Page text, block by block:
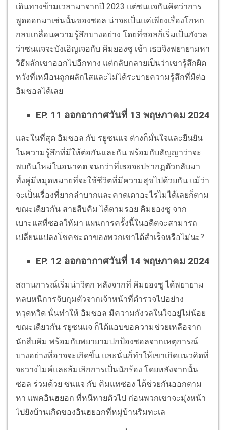
เดินทางข้ามเวลามาจากปี 2023 แต่ซนแจกันคิดว่าการ
พูดออกมาเช่นนั้นของซอล น่าจะเป็นแค่เพียงเรื่องโกหก
กลบเกลื่อนความรู้สึกบางอย่าง โดยที่ซอลก็เริ่มเป็นกังวล
ว่าซนแจจะบังเอิญเจอกับ คิมยองซู เข้า เธอจึงพยายามหา
วิธีผลักเขาออกไปอีกทาง แต่กลับกลายเป็นว่าเขารู้สึกผิด
หวังที่เหมือนถูกผลักไสและไม่ได้ระบายความรู้สึกที่มีต่อ
อิมซอลได้เลย
EP. 11 ออกอากาศวันที่ 13 พฤษภาคม 2024
และในที่สุด อิมซอล กับ รยูซนแจ ต่างก็มั่นใจและยืนยัน
ในความรู้สึกที่มีให้ต่อกันและกัน พร้อมกับสัญญาว่าจะ
พบกันใหม่ในอนาคต จนกว่าที่เธอจะปรากฏตัวกลับมา
ทั้งคู่มีหมุดหมายที่จะใช้ชีวิตที่มีความสุขไปด้วยกัน แม้ว่า
จะเป็นเรื่องที่ยากลำบากและคาดเดาอะไรไมได้เลยก็ตาม
ขณะเดียวกัน สายสืบคิม ได้ตามรอย คิมยองซู จาก
เบาะแสที่ซอลให้มา แผนการครั้งนี้ในอดีตจะสามารถ
เปลี่ยนแปลงโชคชะตาของพวกเขาได้สำเร็จหรือไม่นะ?
EP. 12 ออกอากาศวันที่ 14 พฤษภาคม 2024
สถานการณ์เริ่มน่าวิตก หลังจากที่ คิมยองซู ได้พยายาม
หลบหนีการจับกุมตัวจากเจ้าหน้าที่ตำรวจไปอย่าง
หวุดหวิด นั่นทำให้ อิมซอล มีความกังวลในใจอยู่ไม่น้อย
ขณะเดียวกัน รยูซนแจ ก็ได้แอบขอความช่วยเหลือจาก
นักสืบคิม พร้อมกับพยายามปกป้องซอลจากเหตุการณ์
บางอย่างที่อาจจะเกิดขึ้น และนั่นก็ทำให้เขาเกิดแนวคิดที่
จะวางไมค์และล้มเลิกการเป็นนักร้อง โดยหลังจากนั้น
ซอล ร่วมด้วย ซนแจ กับ คิมแทซอง ได้ช่วยกันออกตาม
หา แพคอินฮยอก ที่หนีหายตัวไป ก่อนพวกเขาจะมุ่งหน้า
ไปยังบ้านเกิดของอินฮยอกที่หมู่บ้านริมทะเล